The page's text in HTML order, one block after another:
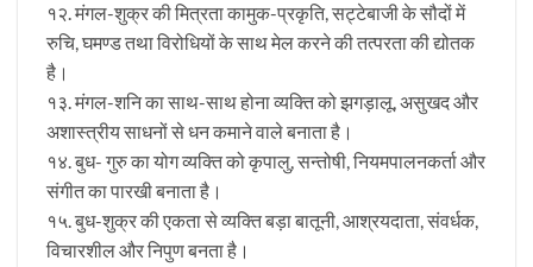
१२. मंगल-शुक्र की मित्रता कामुक-प्रकृति, सट्टेबाजी के सौदों में
रुचि, घमण्ड तथा विरोधियों के साथ मेल करने की तत्परता की द्योतक
है।
१३. मंगल-शनि का साथ-साथ होना व्यक्ति को झगड़ालू, असुखद और
अशास्त्रीय साधनों से धन कमाने वाले बनाता है।
१४. बुध- गुरु का योग व्यक्ति को कृपालु, सन्तोषी, नियमपालनकर्ता और
संगीत का पारखी बनाता है।
१५. बुध-शुक्र की एकता से व्यक्ति बड़ा बातूनी, आश्रयदाता, संवर्धक,
विचारशील और निपुण बनता है।